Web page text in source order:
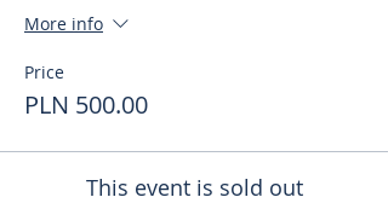
More info
Price
PLN 500.00
This event is sold out